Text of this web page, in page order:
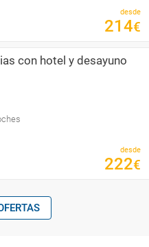
desde
214€
con hotel y desayuno
desde
222€